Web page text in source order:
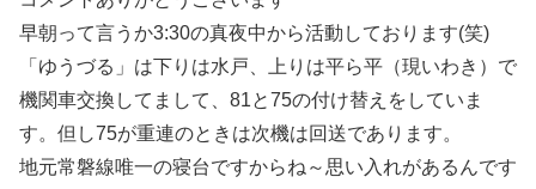
早朝って言うか3:30の真夜中から活動しております(笑)
「ゆうづる」は下りは水戸、上りは平ら平（現いわき）で
機関車交換してまして、81と75の付け替えをしていま
す。但し75が重連のときは次機は回送であります。
地元常磐線唯一の寝台ですからね～思い入れがあるんです